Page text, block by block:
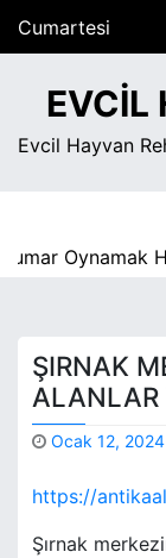
Cumartesi
Ağustos 8, 2026
11:53 pm
EVCIL
Evcil Hayvan
Oynamak
ŞIRNAK
ALANLAR
Ocak 12, 2024
https://
Şırnak